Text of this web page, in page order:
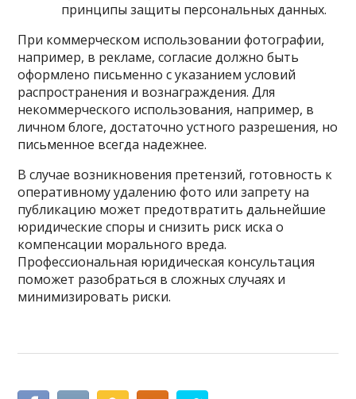
принципы защиты персональных данных.
При коммерческом использовании фотографии,
например, в рекламе, согласие должно быть
оформлено письменно с указанием условий
распространения и вознаграждения. Для
некоммерческого использования, например, в
личном блоге, достаточно устного разрешения, но
письменное всегда надежнее.
В случае возникновения претензий, готовность к
оперативному удалению фото или запрету на
публикацию может предотвратить дальнейшие
юридические споры и снизить риск иска о
компенсации морального вреда.
Профессиональная юридическая консультация
поможет разобраться в сложных случаях и
минимизировать риски.